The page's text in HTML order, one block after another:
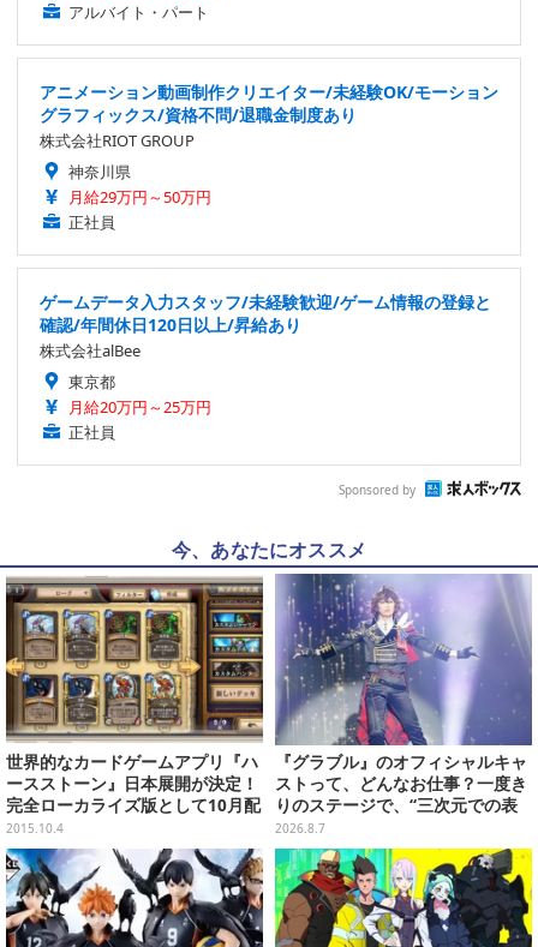
アルバイト・パート
アニメーション動画制作クリエイター/未経験OK/モーション
グラフィックス/資格不問/退職金制度あり
株式会社RIOT GROUP
神奈川県
月給29万円～50万円
正社員
ゲームデータ入力スタッフ/未経験歓迎/ゲーム情報の登録と
確認/年間休日120日以上/昇給あり
株式会社alBee
東京都
月給20万円～25万円
正社員
Sponsored by
今、あなたにオススメ
世界的なカードゲームアプリ『ハ
ースストーン』日本展開が決定！
完全ローカライズ版として10月配
信へ
2015.10.4
『グラブル』のオフィシャルキャ
ストって、どんなお仕事？一度き
りのステージで、“三次元での表
現”に全力を懸けるキャスト陣の
舞台裏【インタビュー】
2026.8.7